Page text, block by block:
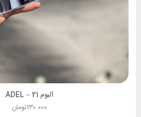
آلبوم 21 – ADEL
تومان۱۳۰.۰۰۰